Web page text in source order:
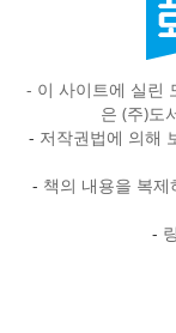
- 이 사이트에 실린
은 (주)도
- 저작권법에 의해
- 책의 내용을 복
-